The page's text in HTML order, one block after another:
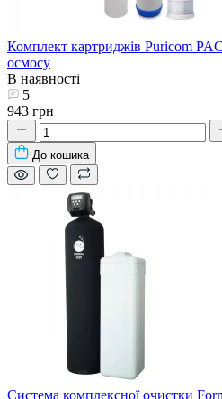
Комплект картриджів Puricom
осмосу
В наявності
5
943 грн
До кошика
Система комплексної очистки